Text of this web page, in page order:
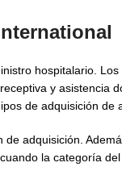
hospitalario.
y asistencia
de adquisición de
adquisición.
la categoría